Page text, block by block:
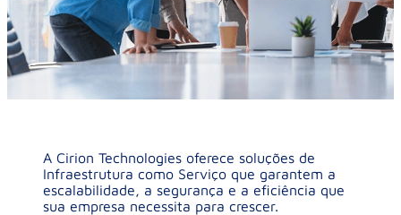
A Cirion Technologies oferece soluções de
Infraestrutura como Serviço que garantem a
escalabilidade, a segurança e a eficiência que
sua empresa necessita para crescer.